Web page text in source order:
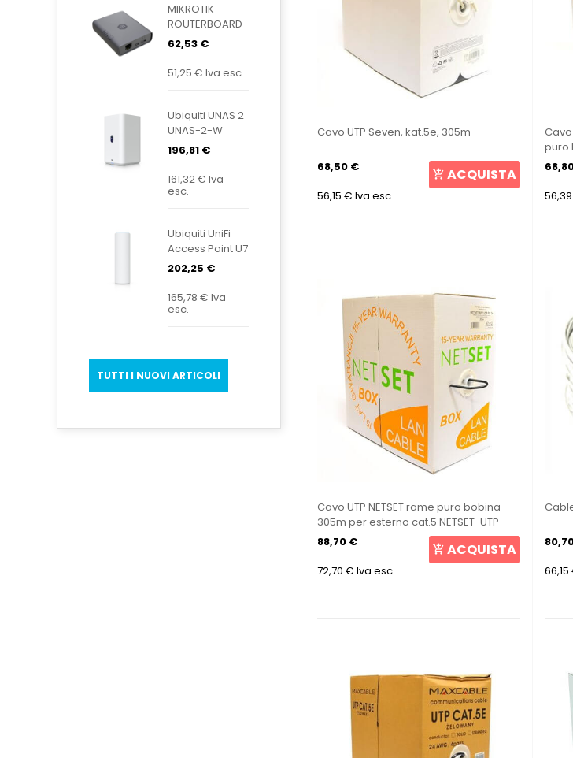
MIKROTIK
ROUTERBOARD
KNOT
LTE4 EC25-
62,53 €
51,25 € Iva esc.
Ubiquiti UNAS 2
UNAS-2-W
196,81 €
161,32 € Iva
esc.
Ubiquiti UniFi
Access Point U7
Mesh U7-Mesh
202,25 €
165,78 € Iva
esc.
TUTTI I NUOVI ARTICOLI
Cavo UTP Seven, kat.5e, 305m
68,50 €
56,15 € Iva esc.
ACQUISTA
Cavo
puro
Cavo UTP NETSET rame puro bobina
305m per esterno cat.5 NETSET-UTP-
ZEW-305
88,70 €
72,70 € Iva esc.
ACQUISTA